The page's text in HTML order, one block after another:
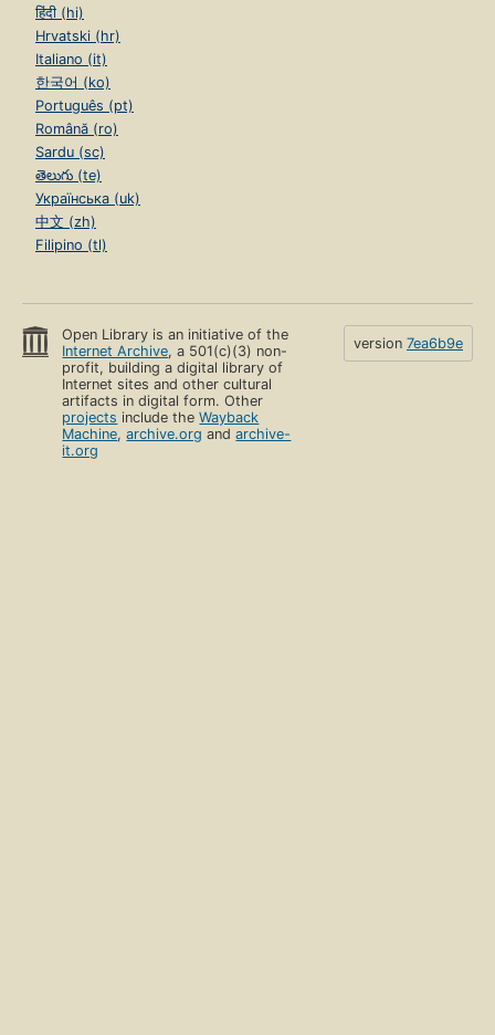
हिंदी (hi)
Hrvatski (hr)
Italiano (it)
한국어 (ko)
Português (pt)
Română (ro)
Sardu (sc)
తెలుగు (te)
Українська (uk)
中文 (zh)
Filipino (tl)
Open Library is an initiative of the
Internet Archive, a 501(c)(3) non-
profit, building a digital library of
Internet sites and other cultural
artifacts in digital form. Other
projects include theWayback
Machine,archive.org andarchive-
it.org
version 7ea6b9e